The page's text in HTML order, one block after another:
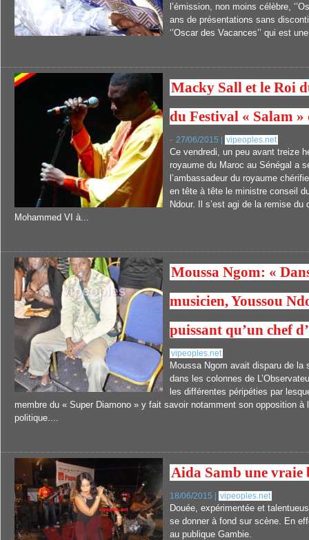
l’émission, non moins célèbre,
ans de présentations sans
‘’Oscar des Vacances’’ qui est
Macky Sall et le Roi
du Festival « Salam »
- 27/06/2015 | vipeoples.net
Ce vendredi, un peu avant treize
royaume du Maroc au Sénégal a
l’ambassadeur du royaume
en tête à tête le ministre conseil
Ndour. Il s’est agi de la remise
Mohammed VI à...
Moussa Ngom: «
musicien, Youssou
puissant qu’un chef
vipeoples.net
Moussa Ngom avait disparu de la
dans les colonnes de
les différentes péripéties par
membre du « Super Diamono » y fait savoir notamment son opposition à
politique....
Aida Samb une vraie
18/06/2015 | vipeoples.net
Douée, expérimentée et
se donner à fond sur scène. En
au publique Gambie.